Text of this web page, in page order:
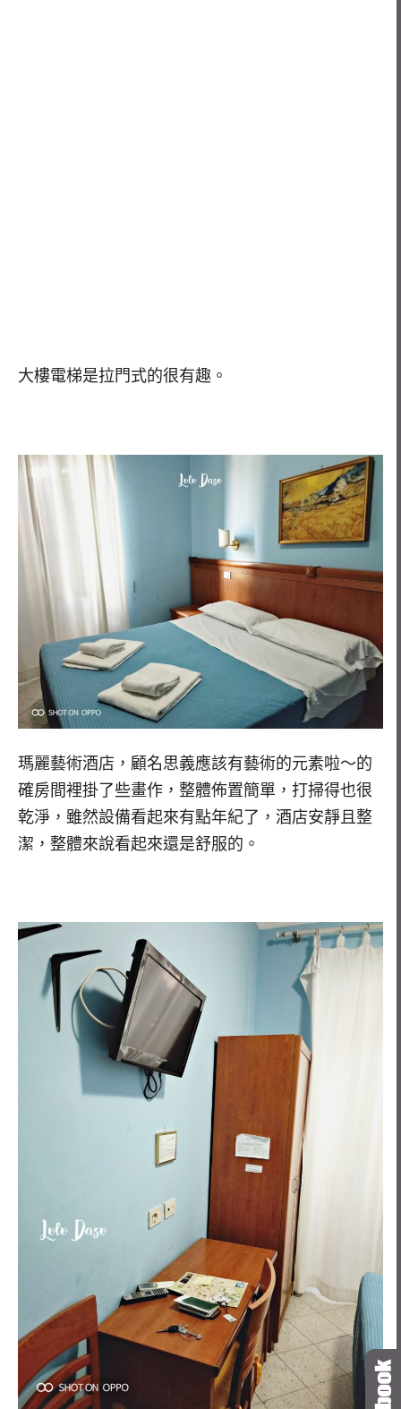
大樓電梯是拉門式的很有趣。
瑪麗藝術酒店，顧名思義應該有藝術的元素啦～的
確房間裡掛了些畫作，整體佈置簡單，打掃得也很
乾淨，雖然設備看起來有點年紀了，酒店安靜且整
潔，整體來說看起來還是舒服的。